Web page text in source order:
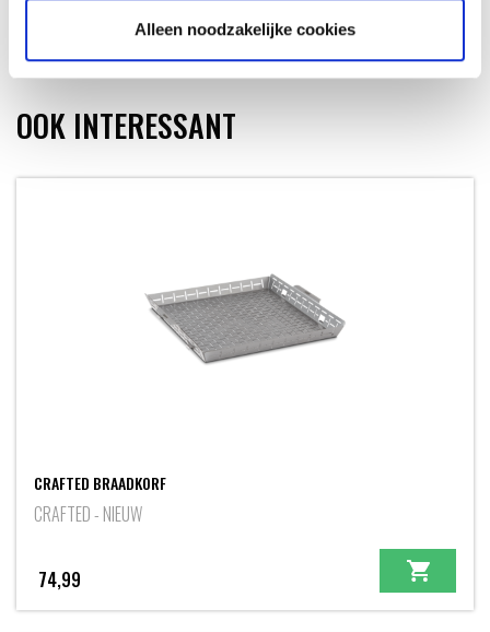
Alleen noodzakelijke cookies
OOK INTERESSANT
CRAFTED BRAADKORF
CRAFTED - NIEUW
74,99